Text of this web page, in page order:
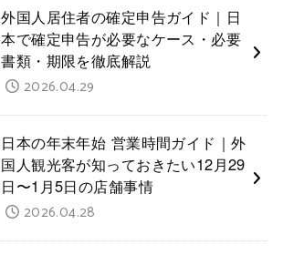
外国人居住者の確定申告ガイド｜日
本で確定申告が必要なケース・必要
書類・期限を徹底解説
2026.04.29
日本の年末年始 営業時間ガイド｜外
国人観光客が知っておきたい12月29
日〜1月5日の店舗事情
2026.04.28